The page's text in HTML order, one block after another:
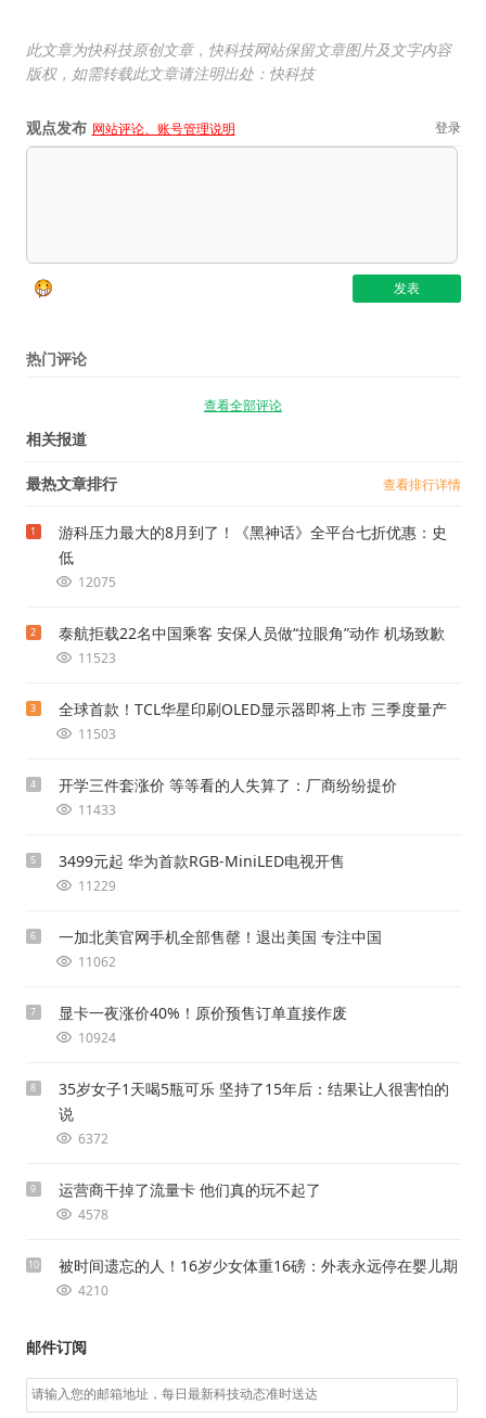
此文章为快科技原创文章，快科技网站保留文章图片及文字内容
版权，如需转载此文章请注明出处：快科技
观点发布 网站评论、账号管理说明 登录
热门评论
查看全部评论
相关报道
最热文章排行 查看排行详情
1
游科压力最大的8月到了！《黑神话》全平台七折优惠：史
低
12075
2 泰航拒载22名中国乘客 安保人员做“拉眼角”动作 机场致歉
11523
3 全球首款！TCL华星印刷OLED显示器即将上市 三季度量产
11503
4 开学三件套涨价 等等看的人失算了：厂商纷纷提价
11433
5 3499元起 华为首款RGB-MiniLED电视开售
11229
6 一加北美官网手机全部售罄！退出美国 专注中国
11062
7 显卡一夜涨价40%！原价预售订单直接作废
10924
8
35岁女子1天喝5瓶可乐 坚持了15年后：结果让人很害怕的
说
6372
9 运营商干掉了流量卡 他们真的玩不起了
4578
10 被时间遗忘的人！16岁少女体重16磅：外表永远停在婴儿期
4210
邮件订阅